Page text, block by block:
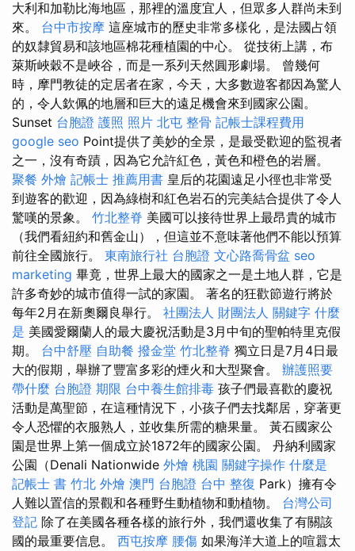
大利和加勒比海地區，那裡的溫度宜人，但眾多人群尚未到
來。 台中市按摩 這座城市的歷史非常多樣化，是法國占領
的奴隸貿易和該地區棉花種植園的中心。 從技術上講，布
萊斯峽穀不是峽谷，而是一系列天然圓形劇場。 曾幾何
時，摩門教徒的定居者在家，今天，大多數遊客都因為驚人
的，令人欽佩的地層和巨大的遠足機會來到國家公園。
Sunset 台胞證 護照 照片 北屯 整骨 記帳士課程費用
google seo Point提供了美妙的全景，是最受歡迎的監視者
之一，沒有奇蹟，因為它允許紅色，黃色和橙色的岩層。
聚餐 外燴 記帳士 推薦用書 皇后的花園遠足小徑也非常受
到遊客的歡迎，因為綠樹和紅色岩石的完美結合提供了令人
驚嘆的景象。 竹北整脊 美國可以接待世界上最昂貴的城市
（我們看紐約和舊金山），但這並不意味著他們不能以預算
前往全國旅行。 東南旅行社 台胞證 文心路喬骨盆 seo
marketing 畢竟，世界上最大的國家之一是土地人群，它是
許多奇妙的城市值得一試的家園。 著名的狂歡節遊行將於
每年2月在新奧爾良舉行。 社團法人 財團法人 關鍵字 什麼
是 美國愛爾蘭人的最大慶祝活動是3月中旬的聖帕特里克假
期。 台中舒壓 自助餐 撥金堂 竹北整脊 獨立日是7月4日最
大的假期，舉辦了豐富多彩的煙火和大型聚會。 辦護照要
帶什麼 台胞證 期限 台中養生館排毒 孩子們最喜歡的慶祝
活動是萬聖節，在這種情況下，小孩子們去找鄰居，穿著更
令人恐懼的衣服熟人，並收集所需的糖果量。 黃石國家公
園是世界上第一個成立於1872年的國家公園。 丹納利國家
公園（Denali Nationwide 外燴 桃園 關鍵字操作 什麼是
記帳士 書 竹北 外燴 澳門 台胞證 台中 整復 Park）擁有令
人難以置信的景觀和各種野生動植物和動植物。 台灣公司
登記 除了在美國各種各樣的旅行外，我們還收集了有關該
國的最重要信息。 西屯按摩 腰傷 如果海洋大道上的喧囂太